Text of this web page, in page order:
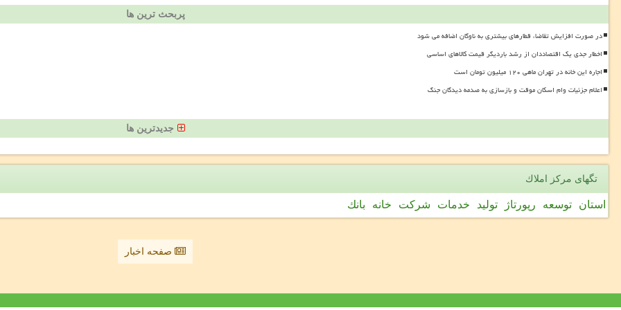
پربحث ترین ها
در صورت افزایش تقاضا، قطارهای بیشتری به ناوگان اضافه می شود
اخطار جدی یک اقتصاددان از رشد باردیگر قیمت کالاهای اساسی
اجاره این خانه در تهران ماهی ۱۲۰ میلیون تومان است
اعلام جزئیات وام اسکان موقت و بازسازی به صدمه دیدگان جنگ
جدیدترین ها
تگهای مركز املاك
استان توسعه رپورتاژ تولید خدمات شركت خانه بانك
صفحه اخبار